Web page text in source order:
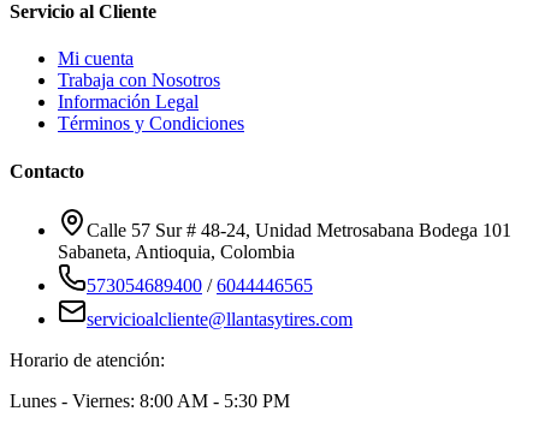
Servicio al Cliente
Mi cuenta
Trabaja con Nosotros
Información Legal
Términos y Condiciones
Contacto
Calle 57 Sur # 48-24, Unidad Metrosabana Bodega 101
Sabaneta, Antioquia, Colombia
573054689400 /6044446565
servicioalcliente@llantasytires.com
Horario de atención:
Lunes - Viernes: 8:00 AM - 5:30 PM